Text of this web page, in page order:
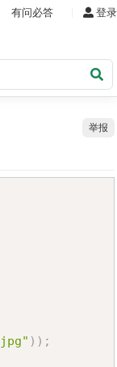
有问必答 登录
举报
) ) ;